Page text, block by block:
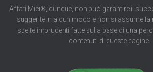
Affari Miei®, dunque, non può garantire il
suggerite in alcun modo e non si assume la
scelte imprudenti fatte sulla base di una
contenuti di queste pagine.